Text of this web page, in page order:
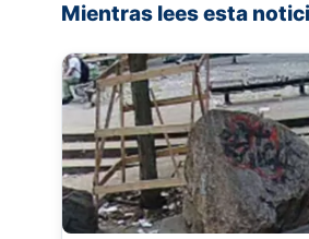
Mientras lees esta